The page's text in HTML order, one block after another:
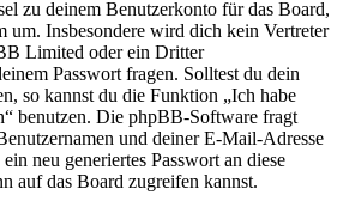
zu deinem Benutzerkonto für das Board,
um. Insbesondere wird dich kein Vertreter
Limited oder ein Dritter
Passwort fragen. Solltest du dein
so kannst du die Funktion „Ich habe
benutzen. Die phpBB-Software fragt
und deiner E-Mail-Adresse
neu generiertes Passwort an diese
auf das Board zugreifen kannst.